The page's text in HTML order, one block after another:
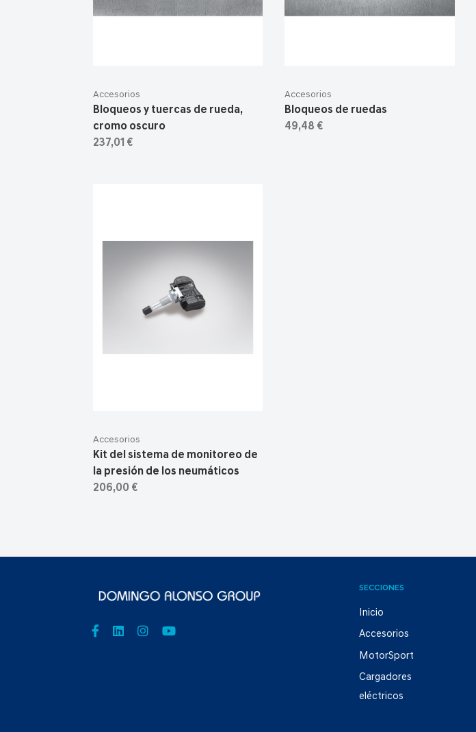
Accesorios
Bloqueos y tuercas de rueda,
cromo oscuro
237,01 €
Accesorios
Bloqueos de ruedas
49,48 €
Accesorios
Kit del sistema de monitoreo de
la presión de los neumáticos
206,00 €
SECCIONES
Inicio
Accesorios
MotorSport
Cargadores
eléctricos